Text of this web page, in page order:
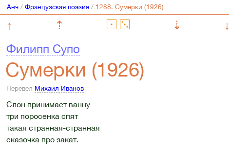
Анч/ Французская поэзия/
↑ ⇡ ⇣
↓
Филипп Супо
Сумерки (1926)
Перевел Михаил Иванов
Слон принимает ванну
три поросенка спят
такая странная-странная
сказочка про закат.